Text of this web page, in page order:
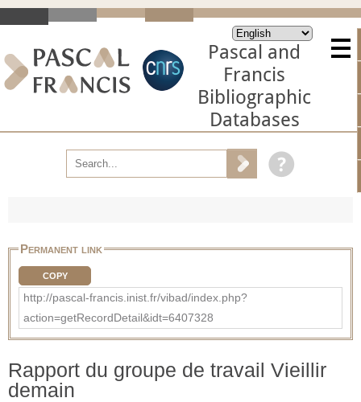
Pascal and
Francis
Bibliographic
Databases
Permanent link
COPY
http://pascal-francis.inist.fr/vibad/index.php?
action=getRecordDetail&idt=6407328
Rapport du groupe de travail Vieillir
demain